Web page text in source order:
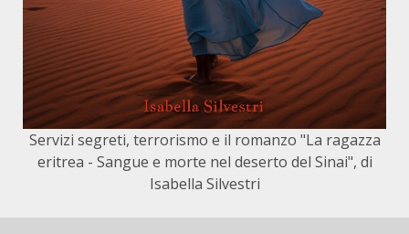
Servizi segreti, terrorismo e il romanzo "La ragazza
eritrea - Sangue e morte nel deserto del Sinai", di
Isabella Silvestri